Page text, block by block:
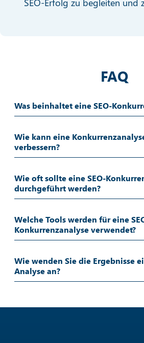
SEO-Erfolg zu begleiten und
FAQ
Was beinhaltet eine SEO-
Wie kann eine
verbessern?
Wie oft sollte eine SEO-
durchgeführt werden?
Welche Tools werden für eine
Konkurrenzanalyse verwendet?
Wie wenden Sie die Ergebnisse
Analyse an?